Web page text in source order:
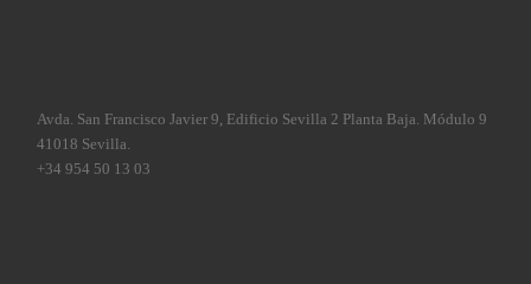
Avda. San Francisco Javier 9, Edificio Sevilla 2 Planta Baja. Módulo 9
41018 Sevilla.
+34 954 50 13 03